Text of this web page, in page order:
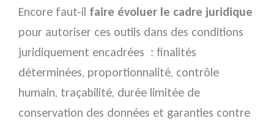
Encore faut-il faire évoluer le cadre juridique
pour autoriser ces outils dans des conditions
juridiquement encadrées : finalités
déterminées, proportionnalité, contrôle
humain, traçabilité, durée limitée de
conservation des données et garanties contre